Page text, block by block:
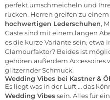
perfekt umschmeicheln und
rücken. Herren greifen zu einem
hochwertigen Lederschuhen,
Gäste sind mit einem langen
es die kurze Variante sein, etwa
Glamourfaktor? Beides ist
gehören außerdem Accessoires
glitzernder Schmuck.
Wedding Vibes bei Kastner &
Es liegt was in der Luft … das
Wedding Vibessein. Alles für